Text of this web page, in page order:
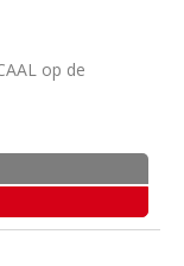
op de